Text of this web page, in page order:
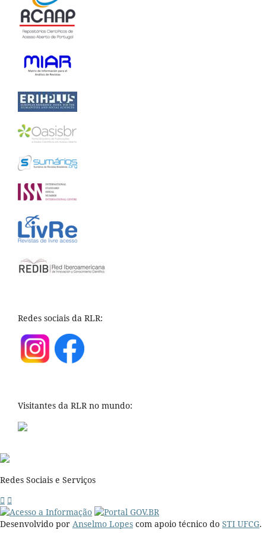
Redes sociais da RLR:
Visitantes da RLR no mundo:
Redes Sociais e Serviços
Desenvolvido por Anselmo Lopes com apoio técnico do STI UFCG.